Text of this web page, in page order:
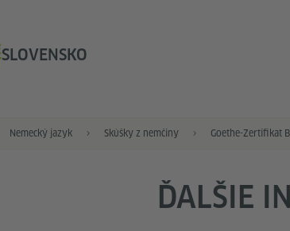
SLOVENSKO
Nemecký jazyk Skúšky z nemčiny Goethe-Zertifikat
ĎALŠIE